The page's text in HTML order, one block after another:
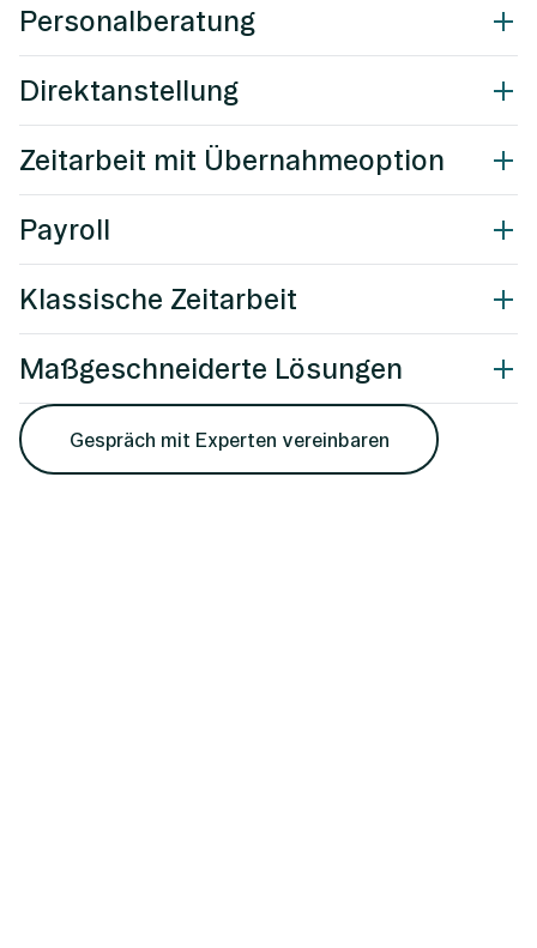
Personalberatung
Direktanstellung
Zeitarbeit mit Übernahmeoption
Payroll
Klassische Zeitarbeit
Maßgeschneiderte Lösungen
Gespräch mit Experten vereinbaren